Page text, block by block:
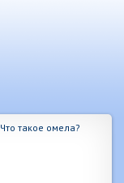
Что такое омела?